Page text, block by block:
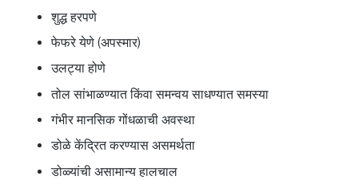
शुद्ध हरपणे
फेफरे येणे (अपस्मार)
उलट्या होणे
तोल सांभाळण्यात किंवा समन्वय साधण्यात समस्या
गंभीर मानसिक गोंधळाची अवस्था
डोळे केंद्रित करण्यास असमर्थता
डोळ्यांची असामान्य हालचाल